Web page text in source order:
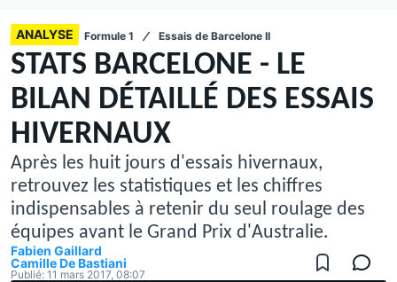
ANALYSE Formule 1 Essais de Barcelone II
STATS BARCELONE - LE
BILAN DÉTAILLÉ DES ESSAIS
HIVERNAUX
Après les huit jours d'essais hivernaux,
retrouvez les statistiques et les chiffres
indispensables à retenir du seul roulage des
équipes avant le Grand Prix d'Australie.
Fabien Gaillard
Camille De Bastiani
Publié: 11 mars 2017, 08:07